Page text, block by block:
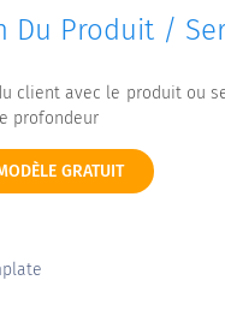
Du Produit /
client avec le produit ou
profondeur
GRATUIT